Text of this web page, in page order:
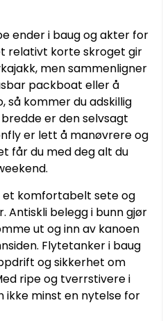
ender i baug og akter for
relativt korte skroget gir
men sammenligner
packboat eller å
så kommer du adskillig
er den selvsagt
er lett å manøvrere og
får du med deg alt du
komfortabelt sete og
belegg i bunn gjør
ut og inn av kanoen
Flytetanker i baug
og sikkerhet om
ripe og tverrstivere i
ikke minst en nytelse for